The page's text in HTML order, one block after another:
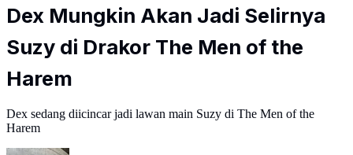
Dex Mungkin Akan Jadi Selirnya
Suzy di Drakor The Men of the
Harem
Dex sedang diicincar jadi lawan main Suzy di The Men of the
Harem